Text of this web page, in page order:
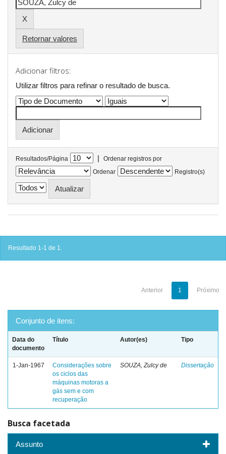
Retornar valores
Adicionar filtros:
Utilizar filtros para refinar o resultado de busca.
Resultados/Página |
Ordenar registros por
Ordenar
Registro(s)
Resultado 1-1 de 1.
Anterior 1 Próximo
Conjunto de itens:
Data do
documento
Título Autor(es) Tipo
1-Jan-1967
Considerações sobre
os ciclos das
máquinas motoras a
gás sem e com
recuperação
SOUZA, Zulcy de Dissertação
Busca facetada
Assunto